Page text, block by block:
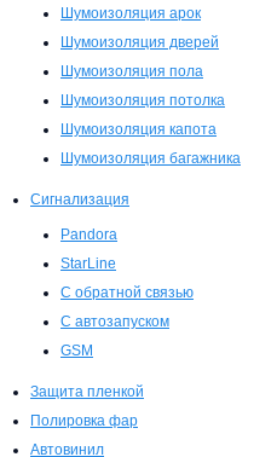
Шумоизоляция арок
Шумоизоляция дверей
Шумоизоляция пола
Шумоизоляция потолка
Шумоизоляция капота
Шумоизоляция багажника
Сигнализация
Pandora
StarLine
С обратной связью
С автозапуском
GSM
Защита пленкой
Полировка фар
Автовинил